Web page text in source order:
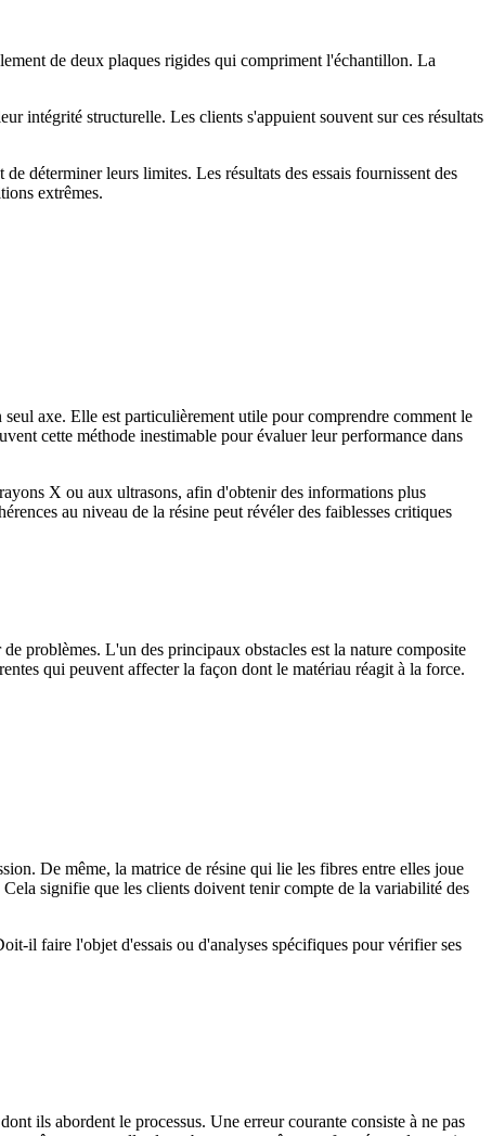
de deux plaques rigides qui compriment l'échantillon. La
intégrité structurelle. Les clients s'appuient souvent sur ces résultats
déterminer leurs limites. Les résultats des essais fournissent des
extrêmes.
axe. Elle est particulièrement utile pour comprendre comment le
cette méthode inestimable pour évaluer leur performance dans
X ou aux ultrasons, afin d'obtenir des informations plus
au niveau de la résine peut révéler des faiblesses critiques
problèmes. L'un des principaux obstacles est la nature composite
qui peuvent affecter la façon dont le matériau réagit à la force.
De même, la matrice de résine qui lie les fibres entre elles joue
signifie que les clients doivent tenir compte de la variabilité des
il faire l'objet d'essais ou d'analyses spécifiques pour vérifier ses
ils abordent le processus. Une erreur courante consiste à ne pas